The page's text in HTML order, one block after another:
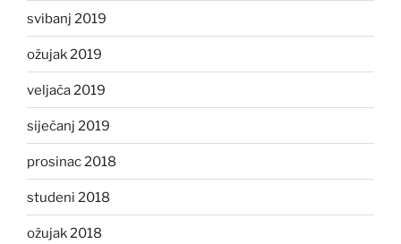
svibanj 2019
ožujak 2019
veljača 2019
siječanj 2019
prosinac 2018
studeni 2018
ožujak 2018